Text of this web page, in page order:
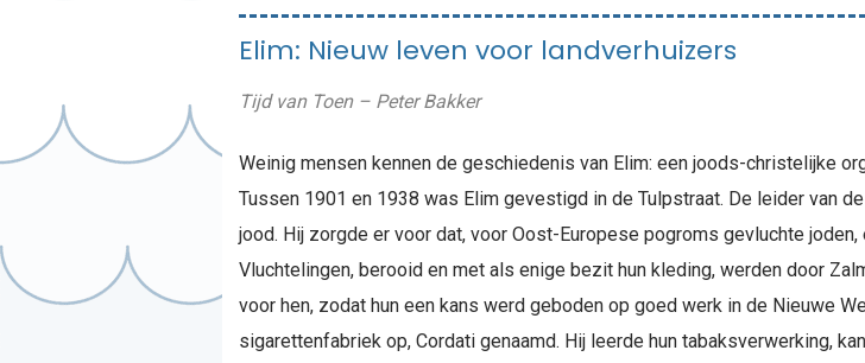
Elim: Nieuw leven voor landverhuizers
Tijd van Toen – Peter Bakker
Weinig mensen kennen de geschiedenis van Elim: een joods-christelijke
Tussen 1901 en 1938 was Elim gevestigd in de Tulpstraat. De leider van
jood. Hij zorgde er voor dat, voor Oost-Europese pogroms gevluchte
Vluchtelingen, berooid en met als enige bezit hun kleding, werden door
voor hen, zodat hun een kans werd geboden op goed werk in de Nieuwe
sigarettenfabriek op, Cordati genaamd. Hij leerde hun tabaksverwerking,